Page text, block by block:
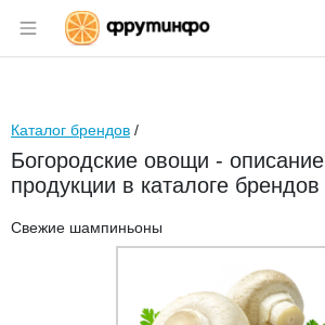
Раздел навигации по
Каталог брендов /
Богородские овощи -
продукции в каталоге
Свежие шампиньоны